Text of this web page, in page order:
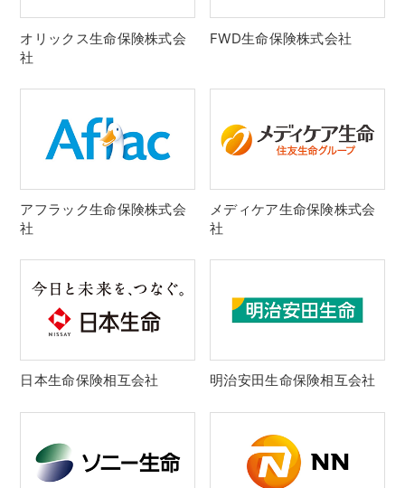
オリックス生命保険株式会
社
FWD生命保険株式会社
アフラック生命保険株式会
社
メディケア生命保険株式会
社
日本生命保険相互会社 明治安田生命保険相互会社